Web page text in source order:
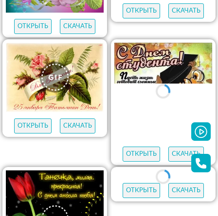
ОТКРЫТЬ СКАЧАТЬ
ОТКРЫТЬ СКАЧАТЬ
ОТКРЫТЬ СКАЧАТЬ
ОТКРЫТЬ СКАЧАТЬ